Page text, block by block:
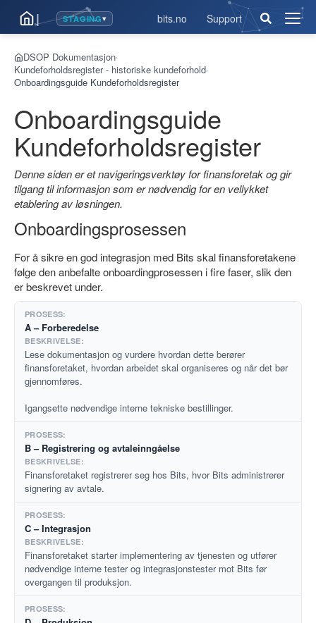
| STAGING▾ bits.no Support
Åpne
DSOP Dokumentasjon›
Kundeforholdsregister - historiske kundeforhold›
Onboardingsguide Kundeforholdsregister
Onboardingsguide
Kundeforholdsregister
Denne siden er et navigeringsverktøy for finansforetak og gir
tilgang til informasjon som er nødvendig for en vellykket
etablering av løsningen.
Onboardingsprosessen
For å sikre en god integrasjon med Bits skal finansforetakene
følge den anbefalte onboardingprosessen i fire faser, slik den
er beskrevet under.
A – Forberedelse
Lese dokumentasjon og vurdere hvordan dette berører
finansforetaket, hvordan arbeidet skal organiseres og når det bør
gjennomføres.
Igangsette nødvendige interne tekniske bestillinger.
B – Registrering og avtaleinngåelse
Finansforetaket registrerer seg hos Bits, hvor Bits administrerer
signering av avtale.
C – Integrasjon
Finansforetaket starter implementering av tjenesten og utfører
nødvendige interne tester og integrasjonstester mot Bits før
overgangen til produksjon.